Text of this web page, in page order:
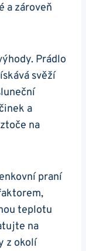
a zároveň
Prádlo
svěží‌
a
na
praní
teplotu
na
z okolí